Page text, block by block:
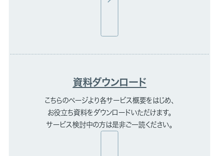
資料ダウンロード
こちらのページより各サービス概要をはじめ、
お役立ち資料をダウンロードいただけます。
サービス検討中の方は是非ご一読ください。